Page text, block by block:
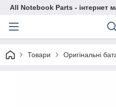
All Notebook Parts - інтернет
Товари Оригінальні